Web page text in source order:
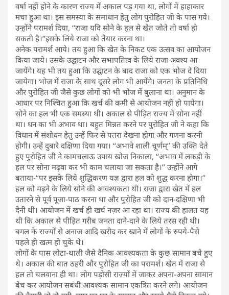
वर्षा नहीं होने के कारण राज्य में अकाल पड़ गया था, लोगों में हाहाकार
मचा हुआ था। इस समस्या के समाधान हेतु लोग पुरोहित जी के पास गये।
उन्होंने परामर्श दिया, ‘‘राजा यदि सोने के हल से खेत जोते तो वर्षा हो
सकती है।’’इसके लिये राजा को तैयार करना था।
अनेक परामर्श आये। तय हुआ कि खेत के निकट एक उत्सव का आयोजन
किया जाये। उसके उद्घाटन और सभापतित्व के लिये राजा अवश्य आ
जायेंगे। यह भी तय हुआ कि उद्घाटन के बाद राजा को एक भोज दे दिया
जायेगा। भोज में राजा के साथ दूसरे लोग भी आयेंगे। जनता के प्रतिनिधि
और पुरोहित जी जैसे कुछ लोगों को भी भोज में बुलाना था। अनुमान के
आधार पर निश्चित हुआ कि खर्च की कमी से आयोजन नहीं हो पायेगा।
सोने का हल भी एक समस्या थी। अकाल से पीड़ित राज्य में सोना नहीं
था। धन का भी अभाव था। बहुत मिन्नत करने पर पुरोहित जी ने कहा कि
विधान में संशोधन हेतु उन्हें फिर से पतरा देखना होगा और गणना करनी
होगी। उन्हें दुबारे दक्षिणा दिया गया। ‘‘अभावे शाली चूर्णम्’’ की उक्ति देते
हुए पुरोहित जी ने कामचलाऊ उपाय खोज निकाला, ‘‘अभाव में लकड़ी के
हल पर सोना मढ़वा कर भी काम चलाया जा सकता है।’’ उन्होंने आगे
बताया-‘‘पर इसके लिये शुद्धिकरण यज्ञ द्वारा हल को शुद्ध करना होगा।’’
हल को मढ़ने के लिये सोने की आवश्यकता थी। राजा द्वारा खेत में हल
उतारने से पूर्व पूजा-पाठ करना था और पुरोहित जी को दान-दक्षिणा भी
देनी थी। आयोजन में खर्च ही खर्च नज़र आ रहा था। राज्य की हालत यह
थी कि अकाल से पीड़ित गरीब जनता दाने-दाने के लिये तरस रही थी।
बगल के राज्यों से अनाज आदि खरीद कर खाने में लोगों के रुपये-पैसे
पहले ही खत्म हो चुके थे।
लोगों के पास लोटा-थाली जैसे दैनिक आवश्यकता के कुछ सामान बचे हुए
थे। अकाल की बात ठहरी और पुरोहित जी का परामर्श। खेत में राजा से
हल तो चलवाना ही था। लोग पड़ोसी राज्यों में जाकर अपना-अपना सामान
बेच कर आयोजन सबंधी आवश्यक सामान एकत्रित करने लगे। आयोजन